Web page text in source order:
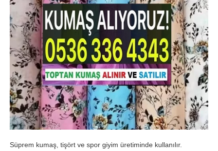
Süprem kumaş, tişört ve spor giyim üretiminde kullanılır.